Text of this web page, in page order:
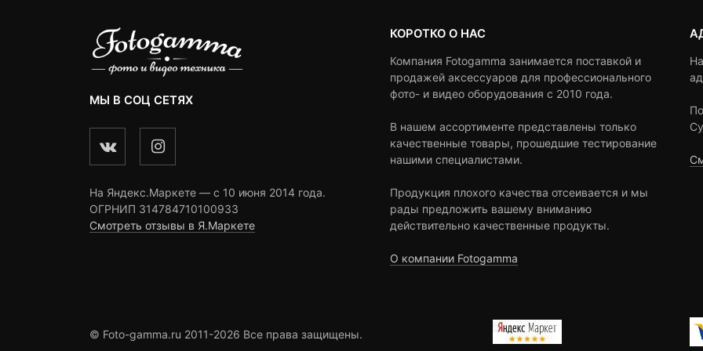
МЫ В СОЦ СЕТЯХ
На Яндекс.Маркете — c 10 июня 2014 года.
ОГРНИП 314784710100933
Смотреть отзывы в Я.Маркете
КОРОТКО О НАС
Компания Fotogamma занимается поставкой и
продажей аксессуаров для профессионального
фото- и видео оборудования с 2010 года.
В нашем ассортименте представлены только
качественные товары, прошедшие тестирование
нашими специалистами.
Продукция плохого качества отсеивается и мы
рады предложить вашему вниманию
действительно качественные продукты.
О компании Fotogamma
© Foto-gamma.ru 2011-2026 Все права защищены.